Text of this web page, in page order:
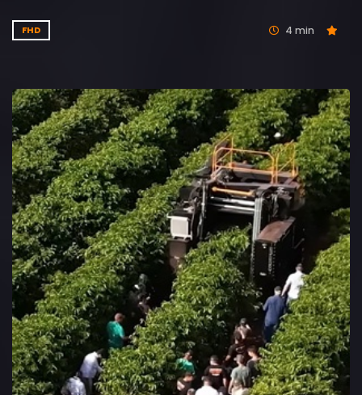
FHD 4 min